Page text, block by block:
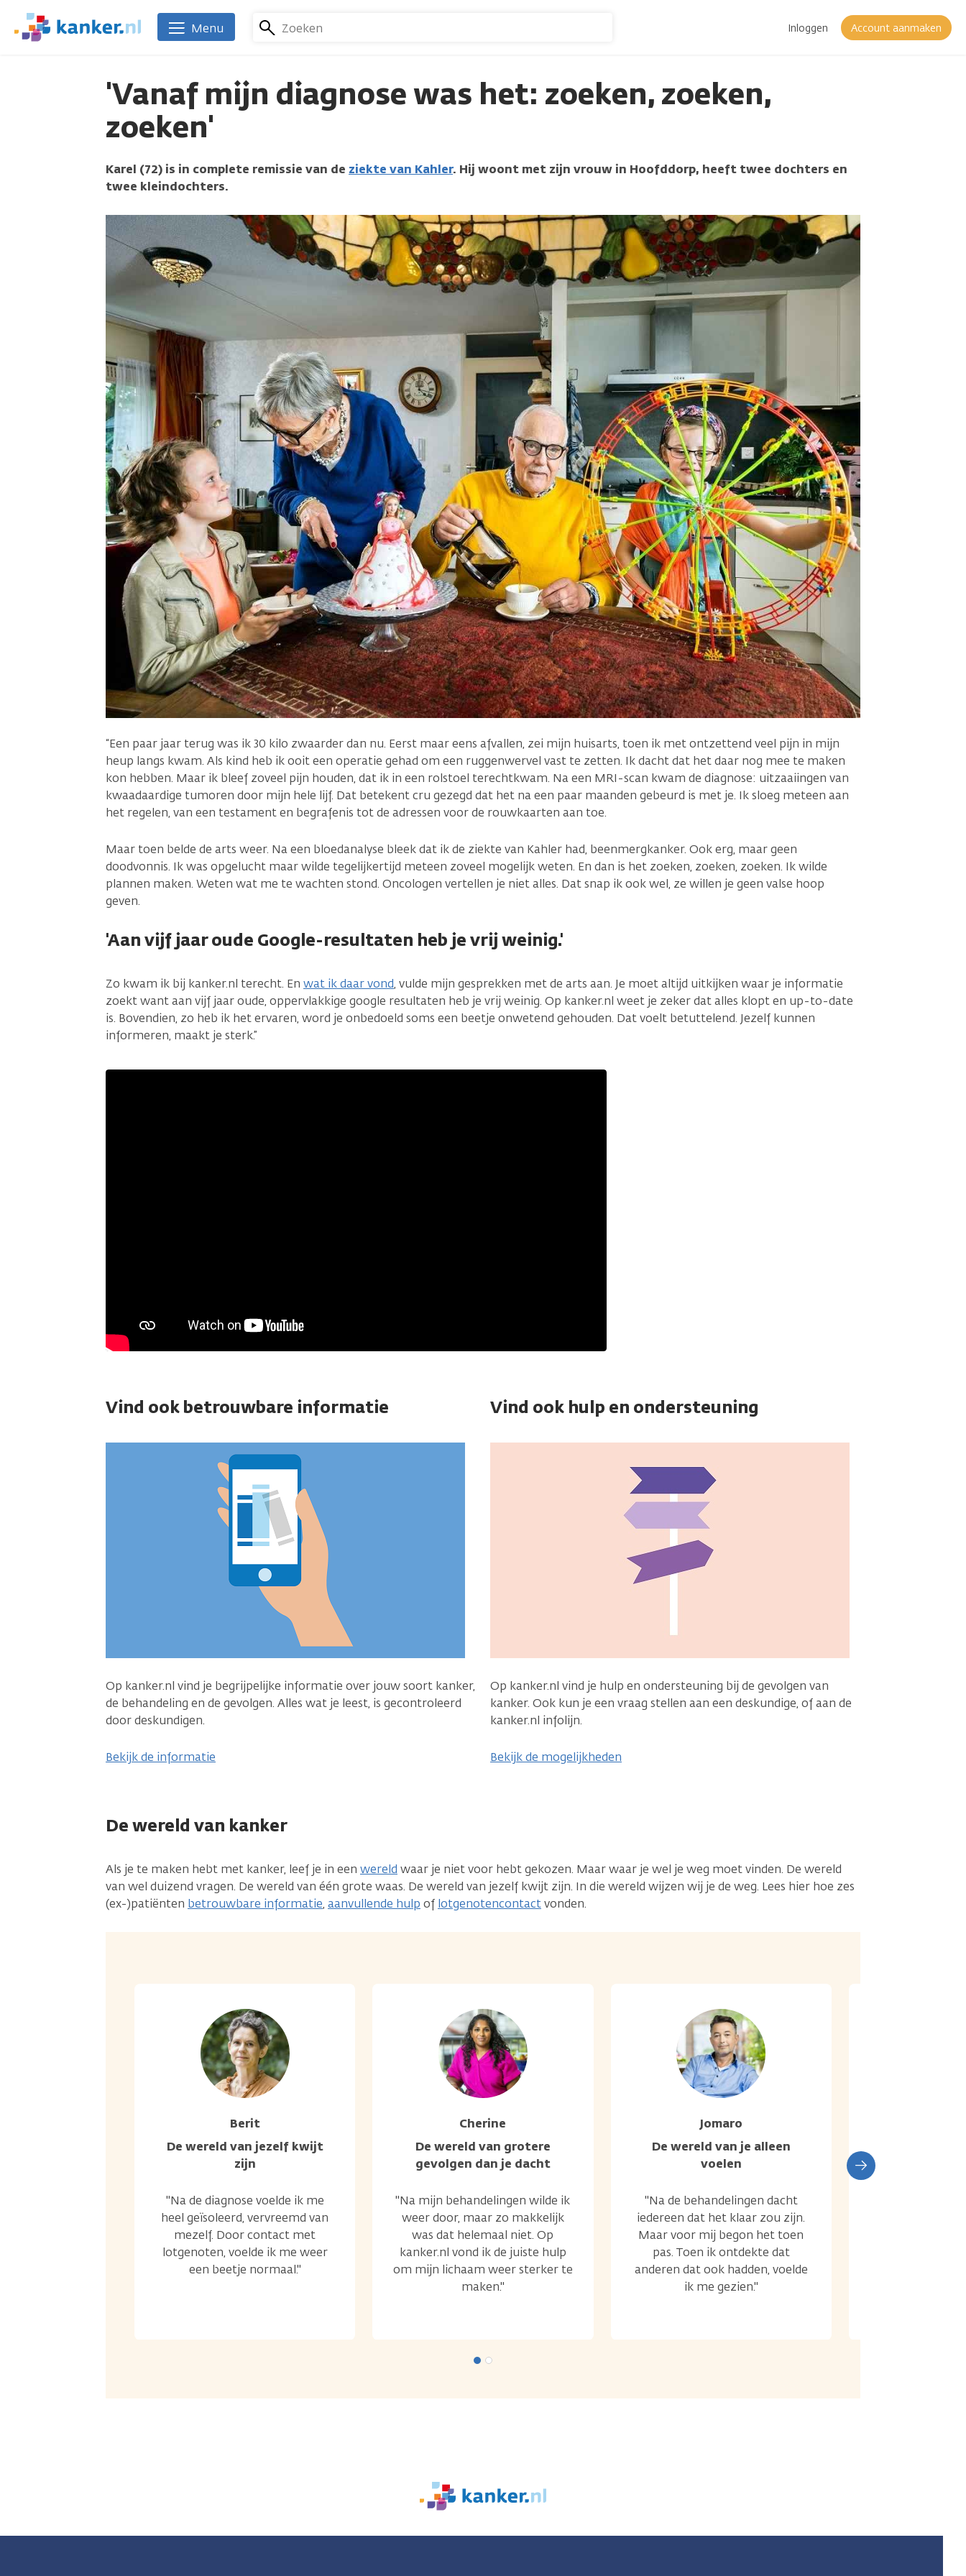
naar
We
Kanker.nl
Zoeken Inloggen Account aanmaken
Menu
'Vanaf mijn diagnose was het: zoeken, zoeken,
zoeken'
Karel (72) is in complete remissie van de ziekte van Kahler. Hij woont met zijn vrouw in Hoofddorp, heeft twee dochters en
twee kleindochters.
“Een paar jaar terug was ik 30 kilo zwaarder dan nu. Eerst maar eens afvallen, zei mijn huisarts, toen ik met ontzettend veel pijn in mijn
heup langs kwam. Als kind heb ik ooit een operatie gehad om een ruggenwervel vast te zetten. Ik dacht dat het daar nog mee te maken
kon hebben. Maar ik bleef zoveel pijn houden, dat ik in een rolstoel terechtkwam. Na een MRI-scan kwam de diagnose: uitzaaiingen van
kwaadaardige tumoren door mijn hele lijf. Dat betekent cru gezegd dat het na een paar maanden gebeurd is met je. Ik sloeg meteen aan
het regelen, van een testament en begrafenis tot de adressen voor de rouwkaarten aan toe.
Maar toen belde de arts weer. Na een bloedanalyse bleek dat ik de ziekte van Kahler had, beenmergkanker. Ook erg, maar geen
doodvonnis. Ik was opgelucht maar wilde tegelijkertijd meteen zoveel mogelijk weten. En dan is het zoeken, zoeken, zoeken. Ik wilde
plannen maken. Weten wat me te wachten stond. Oncologen vertellen je niet alles. Dat snap ik ook wel, ze willen je geen valse hoop
geven.
'Aan vijf jaar oude Google-resultaten heb je vrij weinig.'
Zo kwam ik bij kanker.nl terecht. En wat ik daar vond, vulde mijn gesprekken met de arts aan. Je moet altijd uitkijken waar je informatie
zoekt want aan vijf jaar oude, oppervlakkige google resultaten heb je vrij weinig. Op kanker.nl weet je zeker dat alles klopt en up-to-date
is. Bovendien, zo heb ik het ervaren, word je onbedoeld soms een beetje onwetend gehouden. Dat voelt betuttelend. Jezelf kunnen
informeren, maakt je sterk.”
Vind ook betrouwbare informatie
Op kanker.nl vind je begrijpelijke informatie over jouw soort kanker,
de behandeling en de gevolgen. Alles wat je leest, is gecontroleerd
door deskundigen.
Bekijk de informatie
Vind ook hulp en ondersteuning
Op kanker.nl vind je hulp en ondersteuning bij de gevolgen van
kanker. Ook kun je een vraag stellen aan een deskundige, of aan de
kanker.nl infolijn.
Bekijk de mogelijkheden
De wereld van kanker
Als je te maken hebt met kanker, leef je in een wereld waar je niet voor hebt gekozen. Maar waar je wel je weg moet vinden. De wereld
van wel duizend vragen. De wereld van één grote waas. De wereld van jezelf kwijt zijn. In die wereld wijzen wij je de weg. Lees hier hoe zes
(ex-)patiënten betrouwbare informatie, aanvullende hulp of lotgenotencontactvonden.
Berit
De wereld van jezelf kwijt
zijn
"Na de diagnose voelde ik me
heel geïsoleerd, vervreemd van
mezelf. Door contact met
lotgenoten, voelde ik me weer
een beetje normaal."
Cherine
De wereld van grotere
gevolgen dan je dacht
"Na mijn behandelingen wilde ik
weer door, maar zo makkelijk
was dat helemaal niet. Op
kanker.nl vond ik de juiste hulp
om mijn lichaam weer sterker te
maken."
Jomaro
De wereld van je alleen
voelen
"Na de behandelingen dacht
iedereen dat het klaar zou zijn.
Maar voor mij begon het toen
pas. Toen ik ontdekte dat
anderen dat ook hadden, voelde
ik me gezien."
We
er